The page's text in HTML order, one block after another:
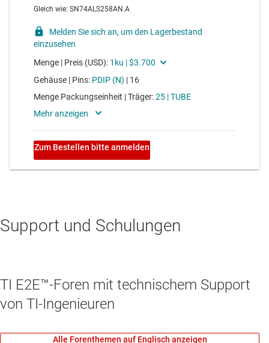
Support und Schulungen
TI E2E™-Foren mit technischem Support
von TI-Ingenieuren
Alle Forenthemen auf Englisch anzeigen